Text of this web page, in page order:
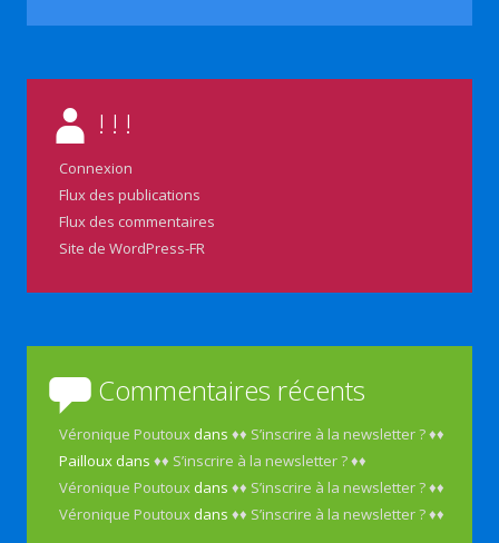
! ! !
Connexion
Flux des publications
Flux des commentaires
Site de WordPress-FR
Commentaires récents
Véronique Poutoux dans♦♦ S’inscrire à la newsletter ? ♦♦
Pailloux dans♦♦ S’inscrire à la newsletter ? ♦♦
Véronique Poutoux dans♦♦ S’inscrire à la newsletter ? ♦♦
Véronique Poutoux dans♦♦ S’inscrire à la newsletter ? ♦♦